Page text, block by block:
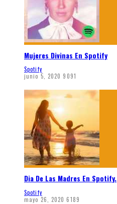
Mujeres Divinas En Spotify
Spotify
junio 5, 2020 9091
Dia De Las Madres En Spotify.
Spotify
mayo 26, 2020 6189